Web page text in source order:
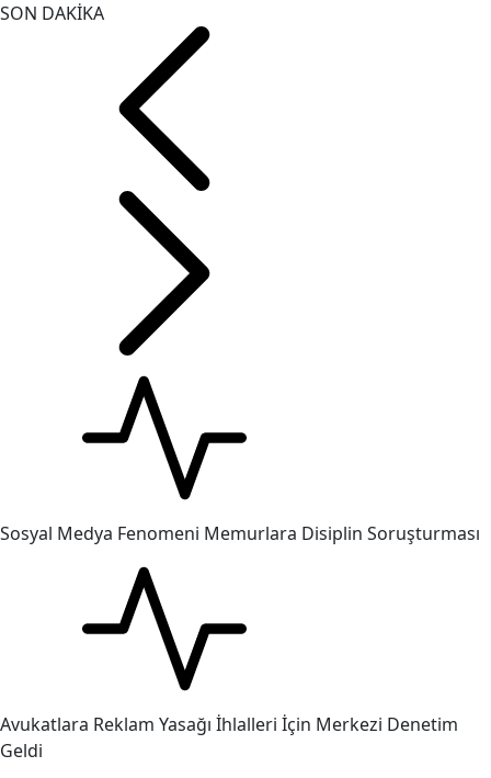
SON DAKİKA
Sosyal Medya Fenomeni Memurlara Disiplin Soruşturması
Avukatlara Reklam Yasağı İhlalleri İçin Merkezi Denetim
Geldi